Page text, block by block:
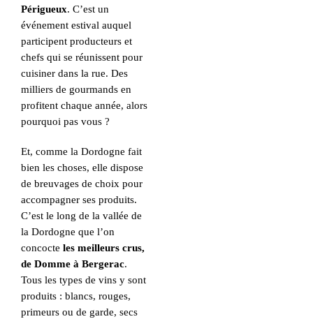
Périgueux. C’est un
événement estival auquel
participent producteurs et
chefs qui se réunissent pour
cuisiner dans la rue. Des
milliers de gourmands en
profitent chaque année, alors
pourquoi pas vous ?
Et, comme la Dordogne fait
bien les choses, elle dispose
de breuvages de choix pour
accompagner ses produits.
C’est le long de la vallée de
la Dordogne que l’on
concocte les meilleurs crus,
de Domme à Bergerac.
Tous les types de vins y sont
produits : blancs, rouges,
primeurs ou de garde, secs